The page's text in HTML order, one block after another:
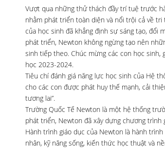
Vượt qua những thử thách đầy trí tuệ trước
nhằm phát triển toàn diện và nổi trội cả về
của học sinh đã khẳng định sự sáng tạo, đổi
phát triển, Newton không ngừng tạo nên
sinh tiếp theo. Chúc mừng các con học sinh,
học 2023-2024.
Tiêu chí đánh giá năng lực học sinh của Hệ
cho các con được phát huy thế mạnh, cải
tương lai”.
Trường Quốc Tế Newton là một hệ thống
phát triển, Newton đã xây dựng chương
Hành trình giáo dục của Newton là hành
nhân, kỹ năng sống, kiến thức học thuật và